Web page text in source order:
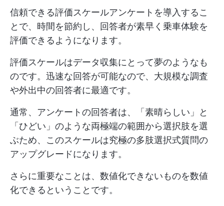
信頼できる評価スケールアンケートを導入するこ
とで、時間を節約し、回答者が素早く乗車体験を
評価できるようになります。
評価スケールはデータ収集にとって夢のようなも
のです。迅速な回答が可能なので、大規模な調査
や外出中の回答者に最適です。
通常、アンケートの回答者は、「素晴らしい」と
「ひどい」のような両極端の範囲から選択肢を選
ぶため、このスケールは究極の多肢選択式質問の
アップグレードになります。
さらに重要なことは、数値化できないものを数値
化できるということです。